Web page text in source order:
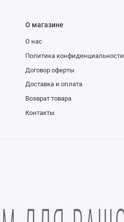
О магазине
О нас
Политика конфиденциальности
Договор оферты
Доставка и оплата
Возврат товара
Контакты